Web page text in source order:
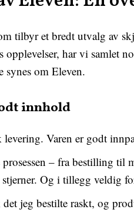
tilbyr et bredt utvalg av
har vi samlet
synes om Eleven.
innhold
levering. Varen er godt
prosessen – fra bestilling til
Og i tillegg veldig
jeg bestilte raskt, og